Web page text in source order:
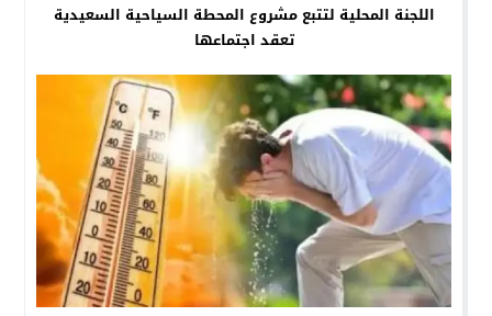
اللجنة المحلية لتتبع مشروع المحطة السياحية السعيدية
تعقد اجتماعها